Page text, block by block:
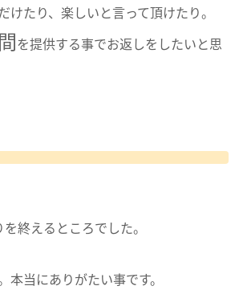
けたり、楽しいと言って頂けたり。
を提供する事でお返しをしたいと思
終えるところでした。
本当にありがたい事です。